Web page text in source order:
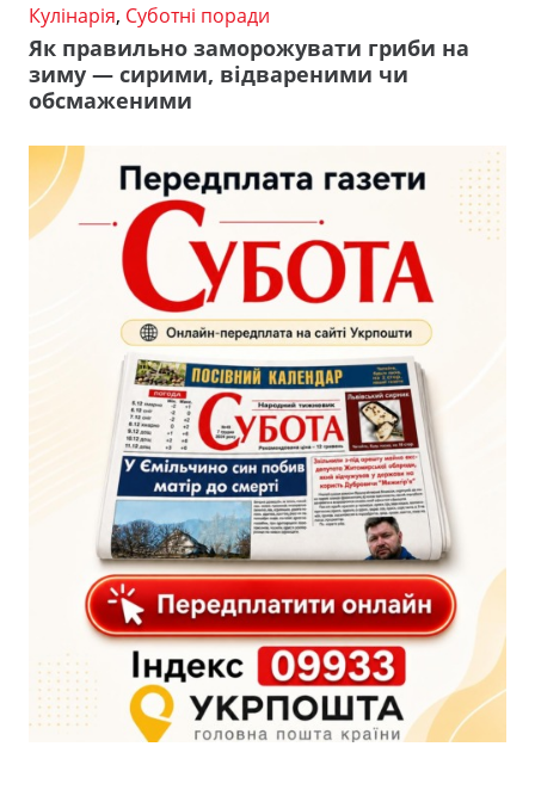
Кулінарія, Суботні поради
Як правильно заморожувати гриби на
зиму — сирими, відвареними чи
обсмаженими